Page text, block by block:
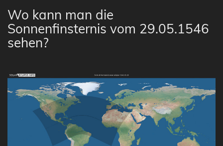
Wo kann man die
Sonnenfinsternis vom 29.05.1546
sehen?